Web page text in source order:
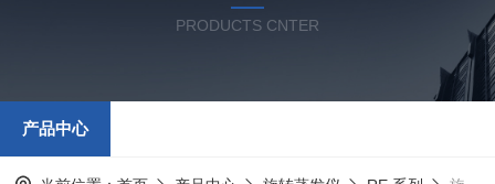
PRODUCTS CNTER
产品中心